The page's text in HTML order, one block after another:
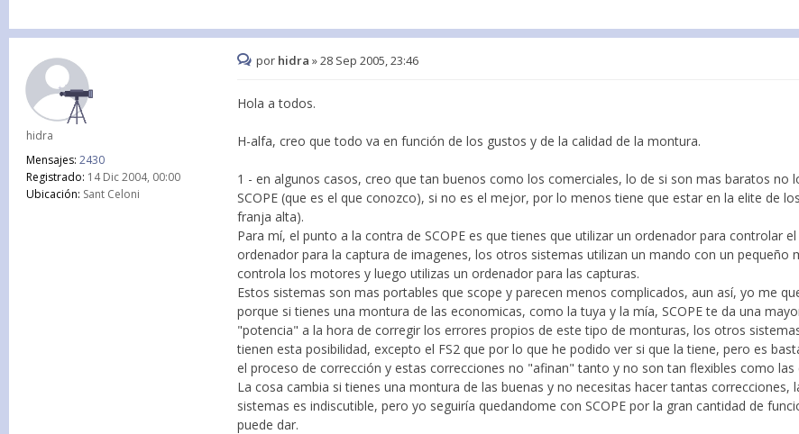
hidra
Mensajes: 2430
Registrado: 14 Dic 2004, 00:00
Ubicación: Sant Celoni
por hidra »28 Sep 2005, 23:46
Hola a todos.
H-alfa, creo que todo va en función de los gustos y de la calidad de la montura.
1 - en algunos casos, creo que tan buenos como los comerciales, lo de si son mas baratos no
SCOPE (que es el que conozco), si no es el mejor, por lo menos tiene que estar en la elite de
franja alta).
Para mí, el punto a la contra de SCOPE es que tienes que utilizar un ordenador para controlar
ordenador para la captura de imagenes, los otros sistemas utilizan un mando con un pequeño
controla los motores y luego utilizas un ordenador para las capturas.
Estos sistemas son mas portables que scope y parecen menos complicados, aun así, yo me
porque si tienes una montura de las economicas, como la tuya y la mía, SCOPE te da una
"potencia" a la hora de corregir los errores propios de este tipo de monturas, los otros
tienen esta posibilidad, excepto el FS2 que por lo que he podido ver si que la tiene, pero es
el proceso de corrección y estas correcciones no "afinan" tanto y no son tan flexibles como las
La cosa cambia si tienes una montura de las buenas y no necesitas hacer tantas correcciones,
sistemas es indiscutible, pero yo seguiría quedandome con SCOPE por la gran cantidad de
puede dar.